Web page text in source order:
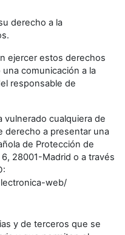
derecho a la
ejercer estos derechos
comunicación a la
responsable de
vulnerado cualquiera de
derecho a presentar una
de Protección de
28001-Madrid o a través
web/
y de terceros que se